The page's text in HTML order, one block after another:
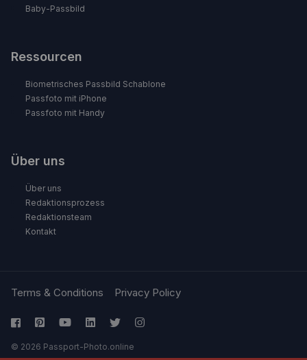
Baby-Passbild
Ressourcen
Biometrisches Passbild Schablone
Passfoto mit iPhone
Passfoto mit Handy
Über uns
Über uns
Redaktionsprozess
Redaktionsteam
Kontakt
Terms & Conditions Privacy Policy
© 2026 Passport-Photo.online